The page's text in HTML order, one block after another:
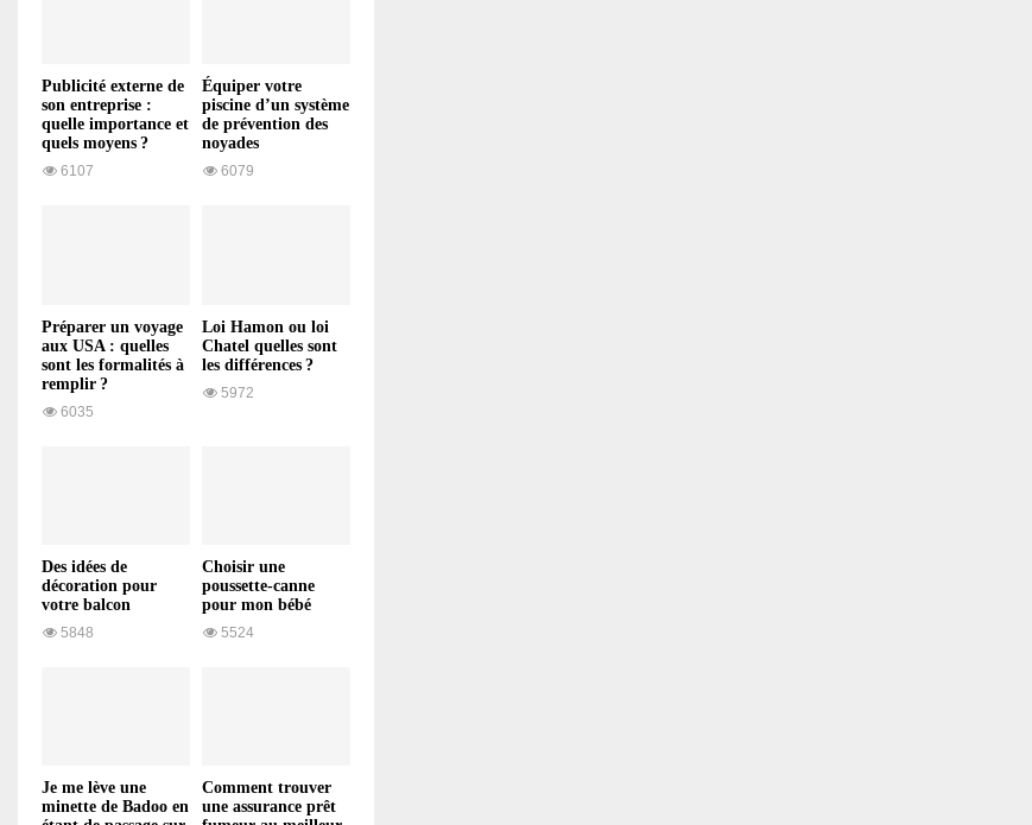
Publicité externe de
son entreprise :
quelle importance et
quels moyens ?
6107
Équiper votre
piscine d’un système
de prévention des
noyades
6079
Préparer un voyage
aux USA : quelles
sont les formalités à
remplir ?
6035
Loi Hamon ou loi
Chatel quelles sont
les différences ?
5972
Des idées de
décoration pour
votre balcon
5848
Choisir une
poussette-canne
pour mon bébé
5524
Je me lève une
minette de Badoo en
Comment trouver
une assurance prêt